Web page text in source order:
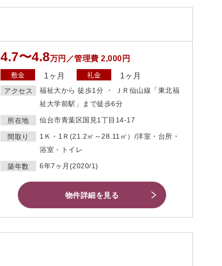
4.7〜4.8万円／管理費 2,000円
敷金 1ヶ月 礼金 1ヶ月
アクセス
福祉大から 徒歩1分 ・ ＪＲ仙山線「東北福
祉大学前駅」まで徒歩6分
所在地 仙台市青葉区国見1丁目14-17
間取り
1Ｋ・1Ｒ(21.2㎡～28.11㎡）/洋室・台所・
浴室・トイレ
築年数 6年7ヶ月(2020/1)
物件詳細を見る